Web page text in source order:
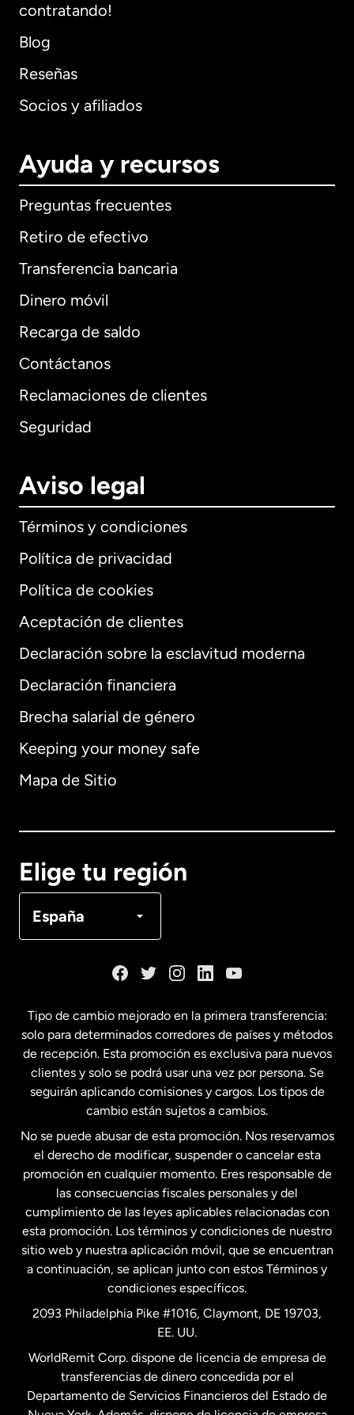
contratando!
Blog
Reseñas
Socios y afiliados
Ayuda y recursos
Preguntas frecuentes
Retiro de efectivo
Transferencia bancaria
Dinero móvil
Recarga de saldo
Contáctanos
Reclamaciones de clientes
Seguridad
Aviso legal
Términos y condiciones
Política de privacidad
Política de cookies
Aceptación de clientes
Declaración sobre la esclavitud moderna
Declaración financiera
Brecha salarial de género
Keeping your money safe
Mapa de Sitio
Elige tu región
España
Internacional English
Alemania
Français
Estados Unidos English
Estados Unidos Español
Francia
Malasia
Nueva Zelanda
Países Bajos
Suecia
Tipo de cambio mejorado en la primera transferencia:
solo para determinados corredores de países y métodos
de recepción. Esta promoción es exclusiva para nuevos
clientes y solo se podrá usar una vez por persona. Se
seguirán aplicando comisiones y cargos. Los tipos de
cambio están sujetos a cambios.
No se puede abusar de esta promoción. Nos reservamos
el derecho de modificar, suspender o cancelar esta
promoción en cualquier momento. Eres responsable de
las consecuencias fiscales personales y del
cumplimiento de las leyes aplicables relacionadas con
esta promoción. Los términos y condiciones de nuestro
sitio web y nuestra aplicación móvil, que se encuentran
a continuación, se aplican junto con estos Términos y
condiciones específicos.
2093 Philadelphia Pike #1016, Claymont, DE 19703,
EE. UU.
WorldRemit Corp. dispone de licencia de empresa de
transferencias de dinero concedida por el
Departamento de Servicios Financieros del Estado de